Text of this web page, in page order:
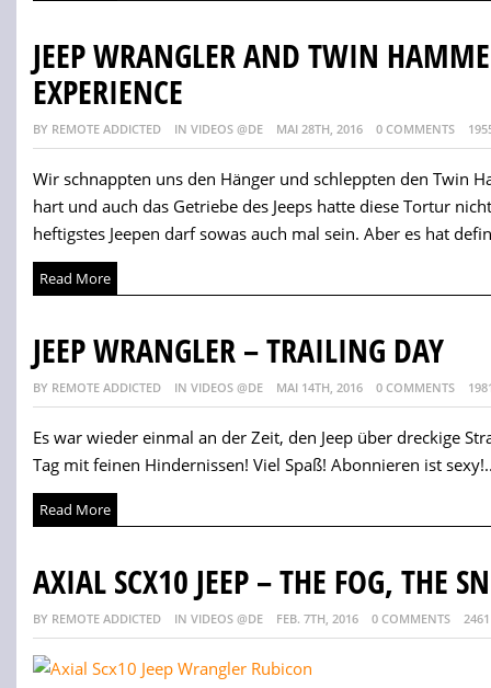
JEEP WRANGLER AND TWIN
EXPERIENCE
BY REMOTE ADDICTED IN VIDEOS @DE MAI 28TH, 2016 0 COMMENTS
Wir schnappten uns den Hänger und schleppten den Twin
hart und auch das Getriebe des Jeeps hatte diese Tortur
heftigstes Jeepen darf sowas auch mal sein. Aber es hat
Read More
JEEP WRANGLER – TRAILING DAY
BY REMOTE ADDICTED IN VIDEOS @DE MAI 14TH, 2016 0 COMMENTS
Es war wieder einmal an der Zeit, den Jeep über dreckige
Tag mit feinen Hindernissen! Viel Spaß! Abonnieren ist
Read More
AXIAL SCX10 JEEP – THE FOG, THE
BY REMOTE ADDICTED IN VIDEOS @DE FEB. 7TH, 2016 0 COMMENTS